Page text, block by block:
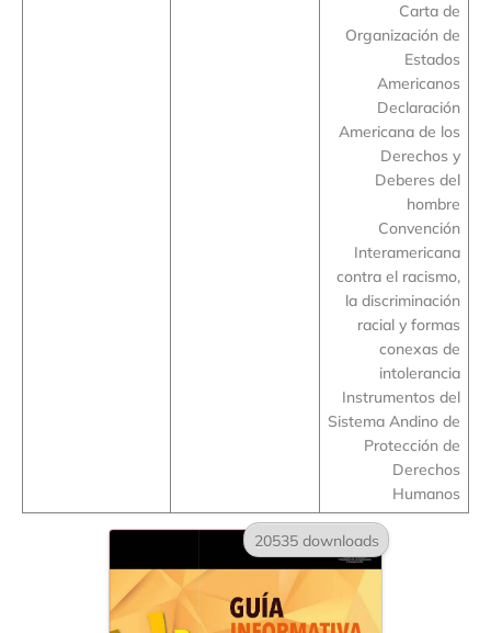
Carta de
Organización de
Estados
Americanos
Declaración
Americana de los
Derechos y
Deberes del
hombre
Convención
Interamericana
contra el racismo,
la discriminación
racial y formas
conexas de
intolerancia
Instrumentos del
Sistema Andino de
Protección de
Derechos
Humanos
20535 downloads